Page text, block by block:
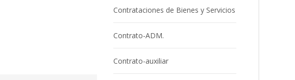
Contrataciones de Bienes y Servicios
Contrato-ADM.
Contrato-auxiliar